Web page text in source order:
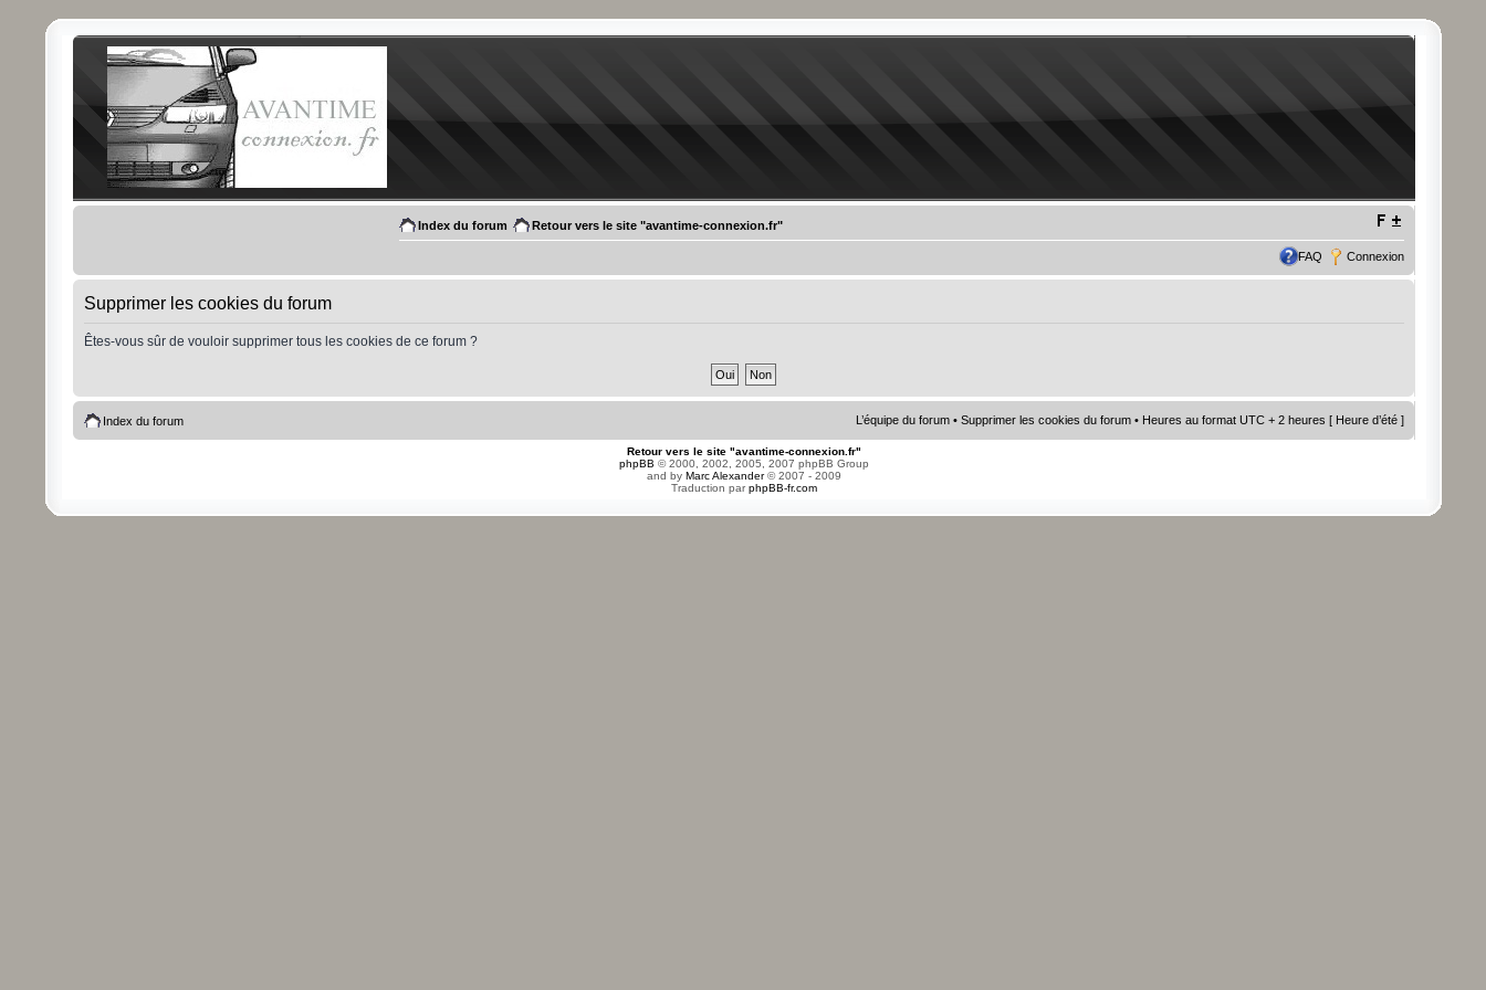
Index du forum Retour vers le site "avantime-connexion.fr"
FAQ Connexion
Supprimer les cookies du forum
Êtes-vous sûr de vouloir supprimer tous les cookies de ce forum ?
Index du forum L’équipe du forum •Supprimer les cookies du forum • Heures au format UTC + 2 heures [ Heure d’été ]
Retour vers le site "avantime-connexion.fr"
phpBB © 2000, 2002, 2005, 2007 phpBB Group
and by Marc Alexander© 2007 - 2009
Traduction parphpBB-fr.com